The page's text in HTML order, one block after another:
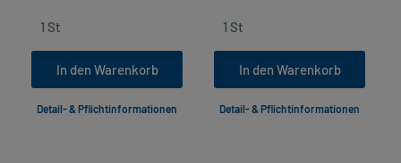
In den Warenkorb
Detail- & Pflichtinformationen
In den Warenkorb
Detail- & Pflichtinformationen